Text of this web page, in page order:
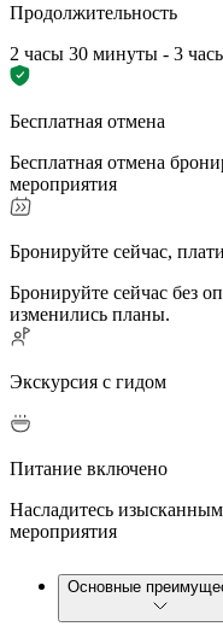
Продолжительность
2 часы 30 минуты - 3
Бесплатная отмена
Бесплатная отмена
мероприятия
Бронируйте сейчас,
Бронируйте сейчас без
изменились планы.
Экскурсия с гидом
Питание включено
Насладитесь
мероприятия
Основные